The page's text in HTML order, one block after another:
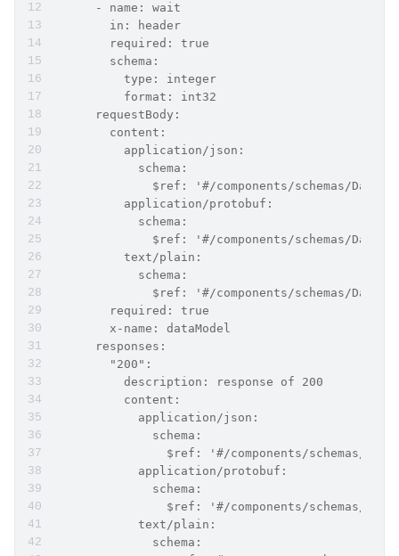
      - name: wait
        in: header
        required: true
        schema:
          type: integer
          format: int32
      requestBody:
        content:
          application/json:
            schema:
$ref: '#/components/schemas/
          application/protobuf:
            schema:
$ref: '#/components/schemas/
          text/plain:
            schema:
$ref: '#/components/schemas/
        required: true
        x-name: dataModel
      responses:
        "200":
          description: response of 200
          content:
            application/json:
              schema:
$ref: '#/components/schemas/
            application/protobuf:
              schema:
$ref: '#/components/schemas/
            text/plain:
              schema: